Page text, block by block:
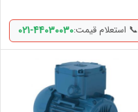
📞 استعلام قیمت:021-44030030